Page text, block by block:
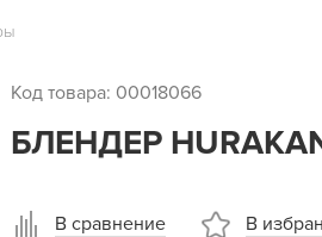
Код товара: 00018066
БЛЕНДЕР
В сравнение В